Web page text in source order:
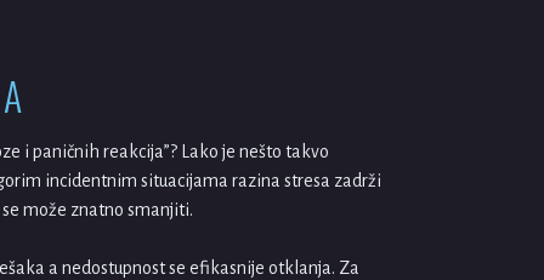
i paničnih reakcija”? Lako je nešto takvo
incidentnim situacijama razina stresa zadrži
može znatno smanjiti.
a nedostupnost se efikasnije otklanja. Za